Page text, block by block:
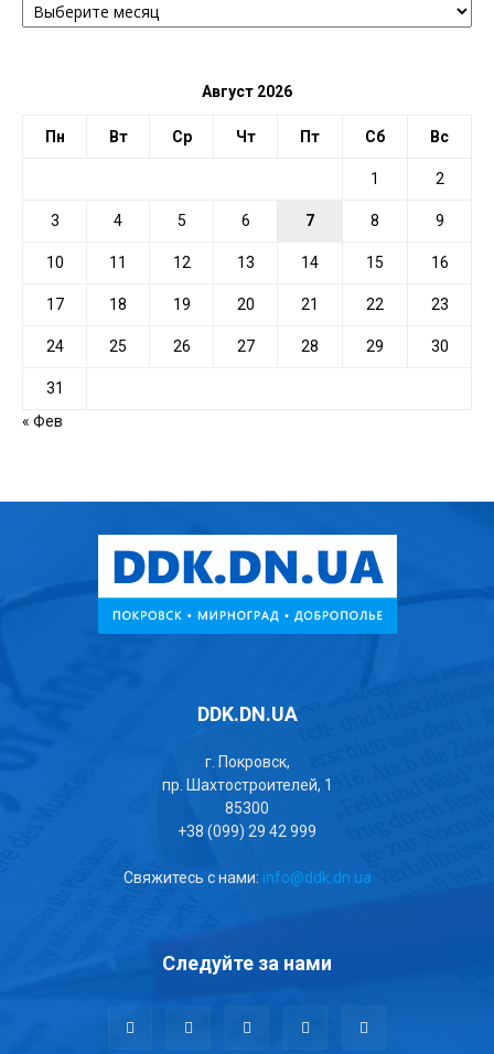
ПО
Август 2026
Пн Вт Ср Чт Пт Сб Вс
1 2
3 4 5 6 7 8 9
10 11 12 13 14 15 16
17 18 19 20 21 22 23
24 25 26 27 28 29 30
31
« Фев
DDK.DN.UA
г. Покровск,
пр. Шахтостроителей, 1
85300
+38 (099) 29 42 999
Свяжитесь с нами: info@ddk.dn.ua
Следуйте за нами